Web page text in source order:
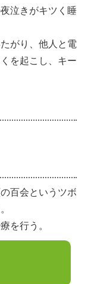
泣きがキツく睡
がり、他人と電
を起こし、キー
百会というツボ
を行う。